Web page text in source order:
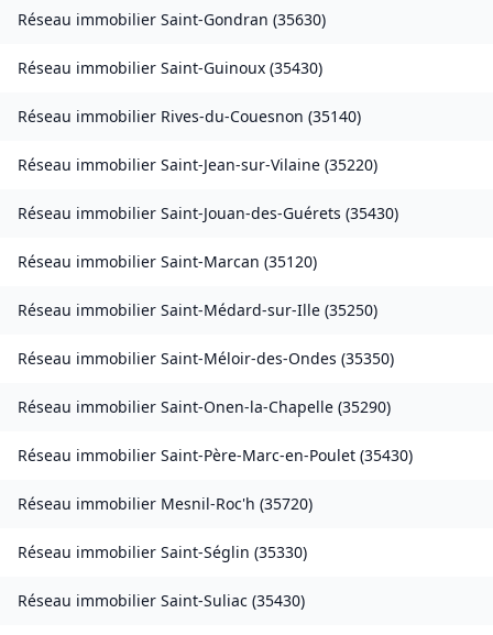
Réseau immobilier Saint-Gondran (35630)
Réseau immobilier Saint-Guinoux (35430)
Réseau immobilier Rives-du-Couesnon (35140)
Réseau immobilier Saint-Jean-sur-Vilaine (35220)
Réseau immobilier Saint-Jouan-des-Guérets (35430)
Réseau immobilier Saint-Marcan (35120)
Réseau immobilier Saint-Médard-sur-Ille (35250)
Réseau immobilier Saint-Méloir-des-Ondes (35350)
Réseau immobilier Saint-Onen-la-Chapelle (35290)
Réseau immobilier Saint-Père-Marc-en-Poulet (35430)
Réseau immobilier Mesnil-Roc'h (35720)
Réseau immobilier Saint-Séglin (35330)
Réseau immobilier Saint-Suliac (35430)